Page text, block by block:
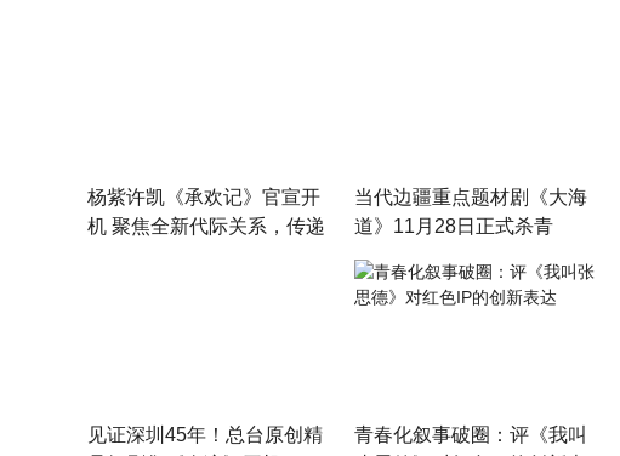
杨紫许凯《承欢记》官宣开
机 聚焦全新代际关系，传递
当代边疆重点题材剧《大海
道》11月28日正式杀青
见证深圳45年！总台原创精
青春化叙事破圈：评《我叫